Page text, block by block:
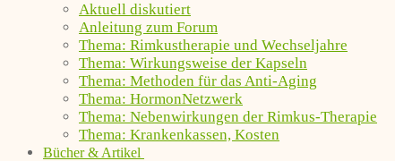
Aktuell diskutiert
Anleitung zum Forum
Thema: Rimkustherapie und Wechseljahre
Thema: Wirkungsweise der Kapseln
Thema: Methoden für das Anti-Aging
Thema: HormonNetzwerk
Thema: Nebenwirkungen der Rimkus-Therapie
Thema: Krankenkassen, Kosten
Bücher & Artikel